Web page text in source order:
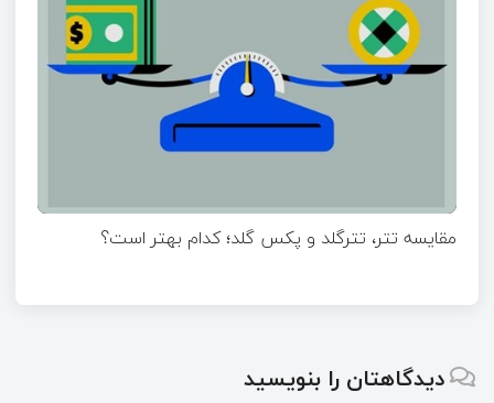
مقایسه تتر، تترگلد و پکس گلد؛ کدام بهتر است؟
دیدگاهتان را بنویسید